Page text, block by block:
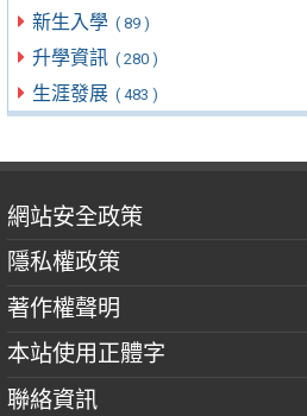
新生入學 ( 89 )
升學資訊 ( 280 )
生涯發展 ( 483 )
網站安全政策
隱私權政策
著作權聲明
本站使用正體字
聯絡資訊